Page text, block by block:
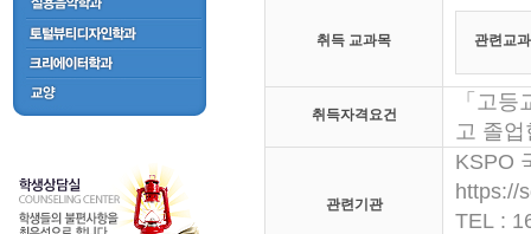
취득 교과목 관련교
취득자격요건
「고
고 졸업
관련기관
KSPO
https://
TEL :